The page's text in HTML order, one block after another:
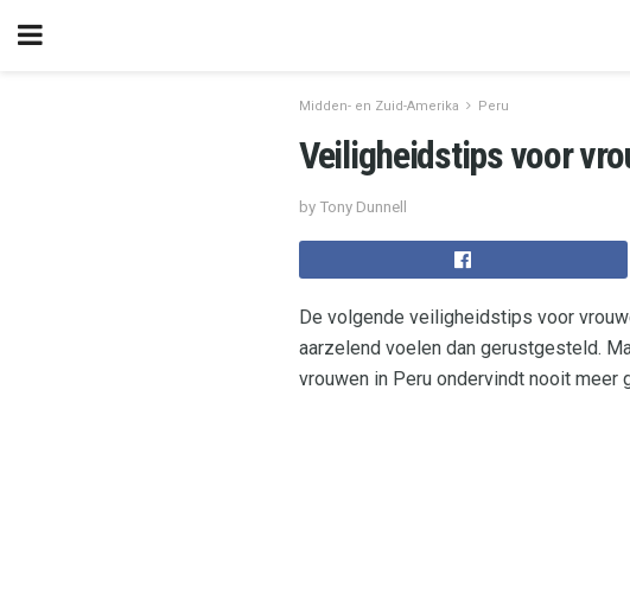
Midden- en Zuid-Amerika Peru
Veiligheidstips voor
by Tony Dunnell
De volgende veiligheidstips voor
aarzelend voelen dan gerustgesteld.
vrouwen in Peru ondervindt nooit